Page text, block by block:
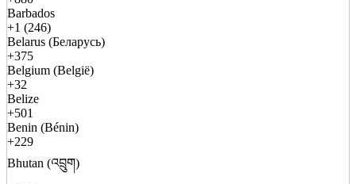
Barbados
+1 (246)
Belarus (Беларусь)
+375
Belgium (België)
+32
Belize
+501
Benin (Bénin)
+229
Bhutan (འབྲུག)